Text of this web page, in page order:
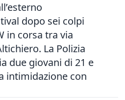
dopo sei colpi
in corsa tra via
La Polizia
due giovani di 21 e
intimidazione con